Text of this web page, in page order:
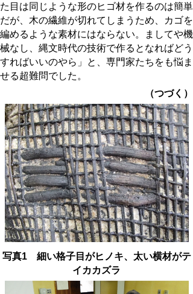
た目は同じような形のヒゴ材を作るのは簡単
だが、木の繊維が切れてしまうため、カゴを
編めるような素材にはならない。ましてや機
械なし、縄文時代の技術で作るとなればどう
すればいいのやら」と、専門家たちをも悩ま
せる超難問でした。
（つづく）
写真1 細い格子目がヒノキ、太い横材がテ
イカカズラ